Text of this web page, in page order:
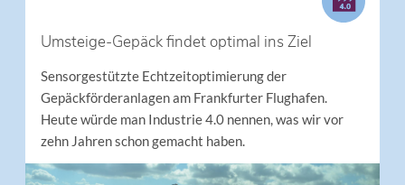
Umsteige-Gepäck findet optimal ins Ziel
Sensorgestützte Echtzeitoptimierung der
Gepäckförderanlagen am Frankfurter Flughafen.
Heute würde man Industrie 4.0 nennen, was wir vor
zehn Jahren schon gemacht haben.